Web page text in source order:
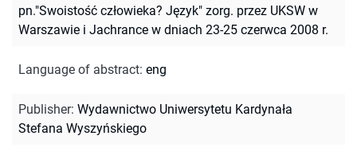
pn."Swoistość człowieka? Język" zorg. przez UKSW w
Warszawie i Jachrance w dniach 23-25 czerwca 2008 r.
Language of abstract: eng
Publisher: Wydawnictwo Uniwersytetu Kardynała
Stefana Wyszyńskiego